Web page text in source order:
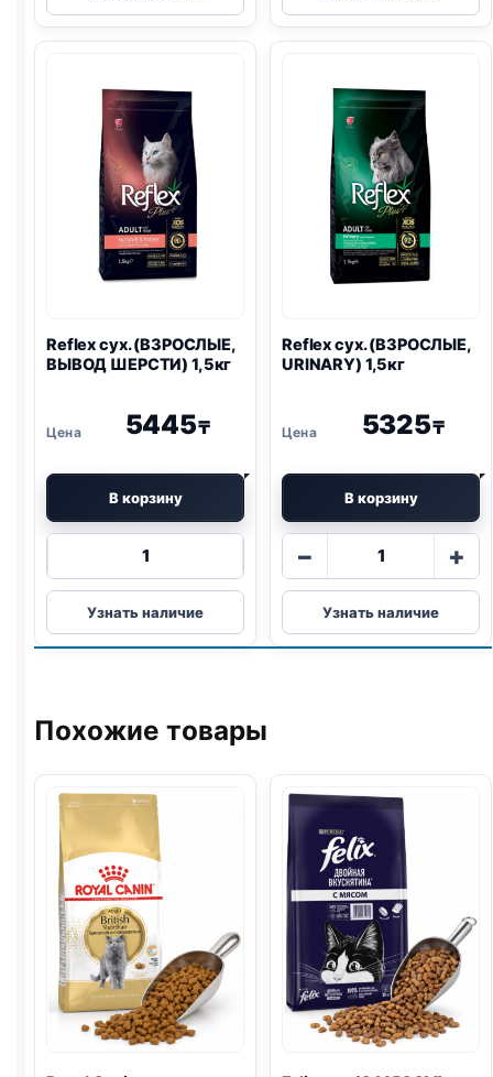
(СТЕРИЛ.,
1кг
(СТЕРИЛ.,
Reflex сух. (ВЗРОСЛЫЕ,
ВЫВОД ШЕРСТИ) 1,5кг
5445₸
В корзину
Количество
Reflex
сух.
(ВЗРОСЛЫЕ,
1,5кг
Узнать наличие
Reflex сух. (ВЗРОСЛЫЕ,
URINARY) 1,5кг
5325₸
В корзину
−
Количество
Reflex
сух.
(ВЗРОСЛЫЕ,
+
Узнать наличие
Похожие товары